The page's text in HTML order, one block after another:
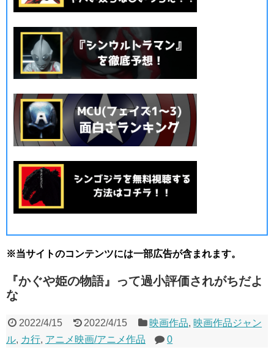
※当サイトのコンテンツには一部広告が含まれます。
『かぐや姫の物語』って過小評価されがちだよ
な
2022/4/15 2022/4/15 映画作品, 映画作品ジャン
ル, カ行, アニメ映画/アニメ作品 0